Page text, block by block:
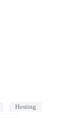
Hosting